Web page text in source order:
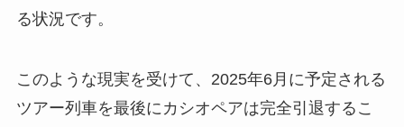
る状況です。
このような現実を受けて、2025年6月に予定される
ツアー列車を最後にカシオペアは完全引退するこ